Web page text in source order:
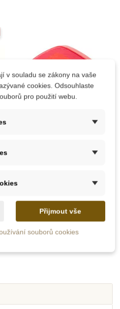
Small Foot Dřevěné
315 Kč
v souladu se zákony na vaše
cookies. Odsouhlaste
pro použití webu.
Přijmout vše
souborů cookies